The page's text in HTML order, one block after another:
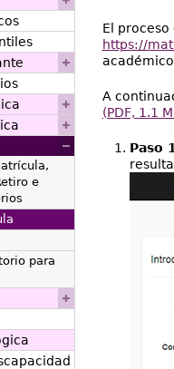
El
https://
A
(PDF, 1.1
Paso
e
para